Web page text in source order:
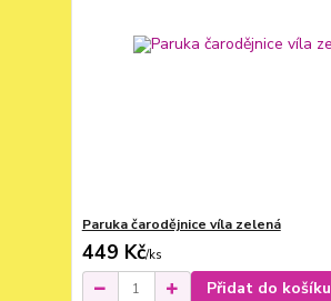
Paruka čarodějnice víla zelená
449 Kč/ks
Přidat do košíku